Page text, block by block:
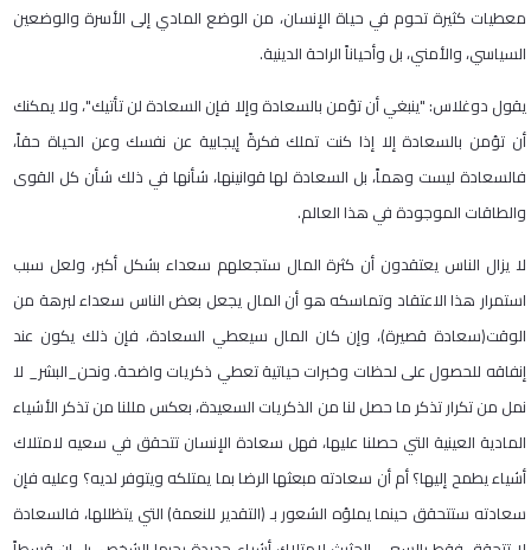
معطيات كثيرة تحوم في حياة الإنسان، من الوضع المادي إلى الأسرة والوضعين
السياسي، والأمني، بل وأحياناً الراحة الدينية.
يقول دوغلاس: "ينبغي أن تؤمن بالسعادة وإلا فإن السعادة لن تأتيك"، ولا يمكنك
أن تؤمن بالسعادة إلا إذا كنت تملك فكرةً إيجابية عن نفسك وعن الحياة حقاً،
فالسعادة ليست وهماً، بل السعادة لها قوانينها، شأنها في ذلك شأن كل القوى
والطاقات الموجودة في هذا العالم.
لا يزال الناس يعتقدون أن كثرة المال ستجعلهم سعداء بشكل أكبر، ولعل سبب
استمرار هذا الاعتقاد وتماسكه هو أن المال يجعل بعض الناس سعداء لبرهة من
الوقت(سعادة قصيرة)، وإن كان المال سيعطي السعادة، فإن ذلك يكون عند
إنفاقه للحصول على لحظات وخبرات حياتية تعطي ذكريات واضحة. ونحن_البشر_ لا
نمل من تكرار تذكر ما حصل لنا من الذكريات السعيدة، بعكس مللنا من تذكر الأشياء
المادية العينية التي حصلنا عليها، فهل سعادة الإنسان تتحقق في سعيه لامتلاك
أشياء يطمح إليها؟ أم أن سعادته مبعثها الرضا بما يمتلكه ويتوفر لديه؟ وعليه فإن
سعادته ستتحقق حينما يملؤه الشعور بـ (التقدير للنعمة) التي يتظللها، فالسعادة